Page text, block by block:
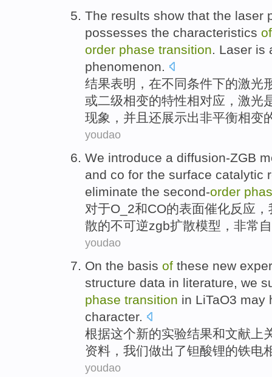
The results show that the laser
possesses the characteristics of
order phase transition. Laser is
phenomenon.
结果表明， 在不同条件下的激光
或二级相变的特性相对应，激光
现象，并且还展示出非平衡相变
youdao
We introduce a diffusion-ZGB
and co for the surface catalytic
eliminate the second-order
对于O_2和CO的表面催化反应 ，
散的不可逆zgb扩散模型 ， 非常
youdao
On the basis of these new
structure data in literature, we
phase transition in LiTaO3 may
character.
根据这个新的实验结果和文献 上
资料 ， 我们做出了钽酸锂的铁电
youdao